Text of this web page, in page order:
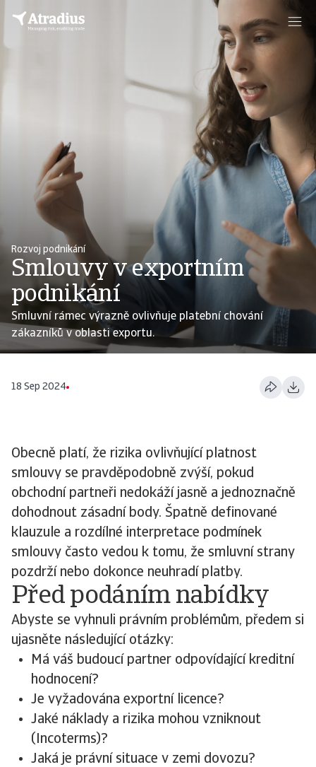
Rozvoj podnikání
Smlouvy v exportním
podnikání
Smluvní rámec výrazně ovlivňuje platební chování
zákazníků v oblasti exportu.
18 Sep 2024
Obecně platí, že rizika ovlivňující platnost
smlouvy se pravděpodobně zvýší, pokud
obchodní partneři nedokáží jasně a jednoznačně
dohodnout zásadní body. Špatně definované
klauzule a rozdílné interpretace podmínek
smlouvy často vedou k tomu, že smluvní strany
pozdrží nebo dokonce neuhradí platby.
Před podáním nabídky
Abyste se vyhnuli právním problémům, předem si
ujasněte následující otázky:
Má váš budoucí partner odpovídající kreditní
hodnocení?
Je vyžadována exportní licence?
Jaké náklady a rizika mohou vzniknout
(Incoterms)?
Jaká je právní situace v zemi dovozu?